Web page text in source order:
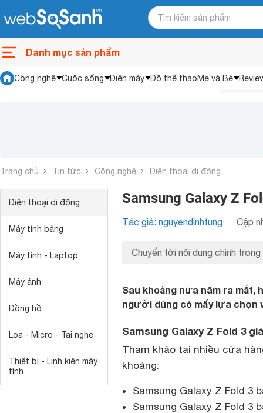
Danh mục sản phẩm
Công nghệ Cuộc sống Điện máy Đồ thể thaoMẹ và Bé
Trang chủ Tin tức Công nghệ Điện thoại di động
Điện thoại di động
Máy tính bảng
Máy tính - Laptop
Máy ảnh
Đồng hồ
Loa - Micro - Tai nghe
Thiết bị - Linh kiện máy
tính
Samsung Galaxy Z
Tác giả: nguyendinhtung Cập
Chuyển tới nội dung chính trong
Sau khoảng nửa năm ra mắt,
người dùng có mấy lựa chọn
Samsung Galaxy Z Fold 3
Tham khảo tại nhiều cửa
khoảng:
Samsung Galaxy Z Fold 3
Samsung Galaxy Z Fold 3